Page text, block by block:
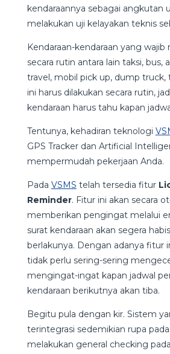
kendaraannya sebagai angkutan
melakukan uji kelayakan teknis
Kendaraan-kendaraan yang wajib
secara rutin antara lain taksi, bus,
travel, mobil pick up, dump truck,
ini harus dilakukan secara rutin,
kendaraan harus tahu kapan
Tentunya, kehadiran teknologi
GPS Tracker dan Artificial
mempermudah pekerjaan Anda.
Pada VSMS telah tersedia fitur
Reminder. Fitur ini akan secara
memberikan pengingat melalui
surat kendaraan akan segera
berlakunya. Dengan adanya fitur
tidak perlu sering-sering
mengingat-ingat kapan jadwal
kendaraan berikutnya akan tiba.
Begitu pula dengan kir. Sistem
terintegrasi sedemikian rupa pada
melakukan general checking